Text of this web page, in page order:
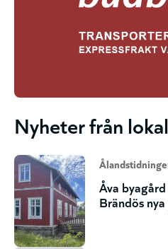
Nyheter från
Åva
Brändös